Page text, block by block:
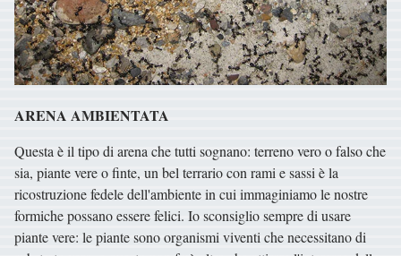
ARENA AMBIENTATA
Questa è il tipo di arena che tutti sognano: terreno vero o falso che
sia, piante vere o finte, un bel terrario con rami e sassi è la
ricostruzione fedele dell'ambiente in cui immaginiamo le nostre
formiche possano essere felici. Io sconsiglio sempre di usare
piante vere: le piante sono organismi viventi che necessitano di